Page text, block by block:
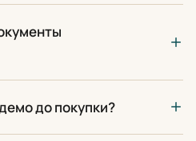
до покупки?